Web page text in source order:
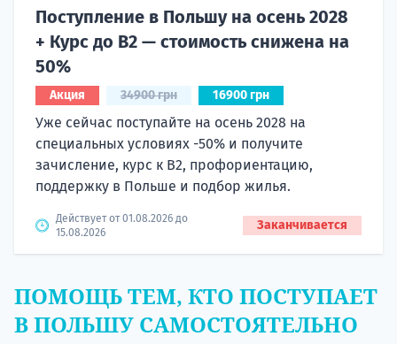
Поступление в Польшу на осень 2028
+ Курс до B2 — стоимость снижена на
50%
Акция 34900 грн 16900 грн
Уже сейчас поступайте на осень 2028 на
специальных условиях -50% и получите
зачисление, курс к B2, профориентацию,
поддержку в Польше и подбор жилья.
Действует от 01.08.2026 до
15.08.2026
Заканчивается
ПОМОЩЬ ТЕМ, КТО ПОСТУПАЕТ
В ПОЛЬШУ САМОСТОЯТЕЛЬНО